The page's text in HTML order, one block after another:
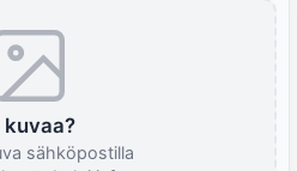
kuvaa?
sähköpostilla